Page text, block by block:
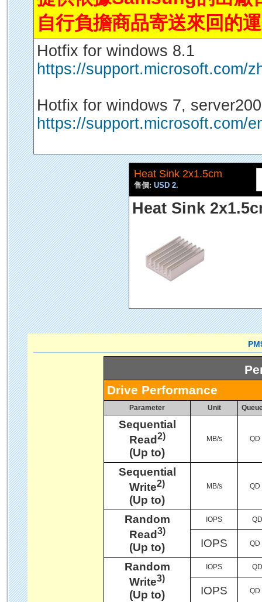
自行負擔商品寄送來回的
Hotfix for windows 8.1
https://support.microsoft.com/
Hotfix for windows 7,
https://support.microsoft.com/
Heat Sink 2x1.5cm
售價: USD 2.
Heat Sink
Drive Performance
Parameter Unit
Sequential
Read 2)
(Up to)
MB/s QD
Sequential
Write2)
(Up to)
MB/s QD
Random
Read 3)
(Up to)
IOPS
IOPS QD
Random
Write3)
(Up to)
IOPS
IOPS QD